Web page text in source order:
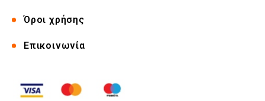
Όροι χρήσης
Επικοινωνία